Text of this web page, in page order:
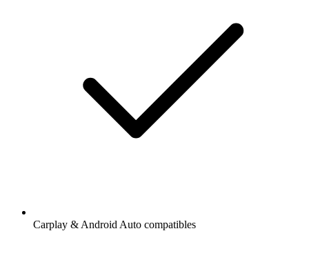
Carplay & Android Auto compatibles